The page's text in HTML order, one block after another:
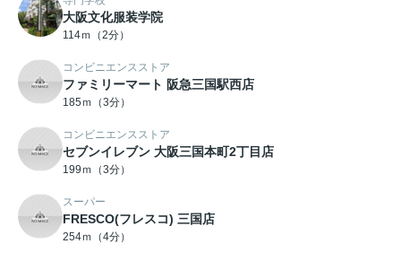
大阪文化服装学院
114ｍ（2分）
コンビニエンスストア
ファミリーマート 阪急三国駅西店
185ｍ（3分）
コンビニエンスストア
セブンイレブン 大阪三国本町2丁目店
199ｍ（3分）
スーパー
FRESCO(フレスコ) 三国店
254ｍ（4分）